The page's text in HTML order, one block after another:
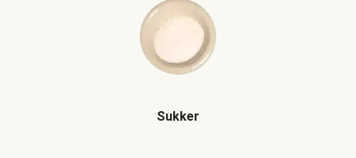
Sukker